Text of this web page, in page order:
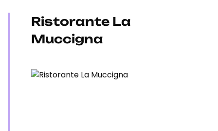
Ristorante La
Muccigna